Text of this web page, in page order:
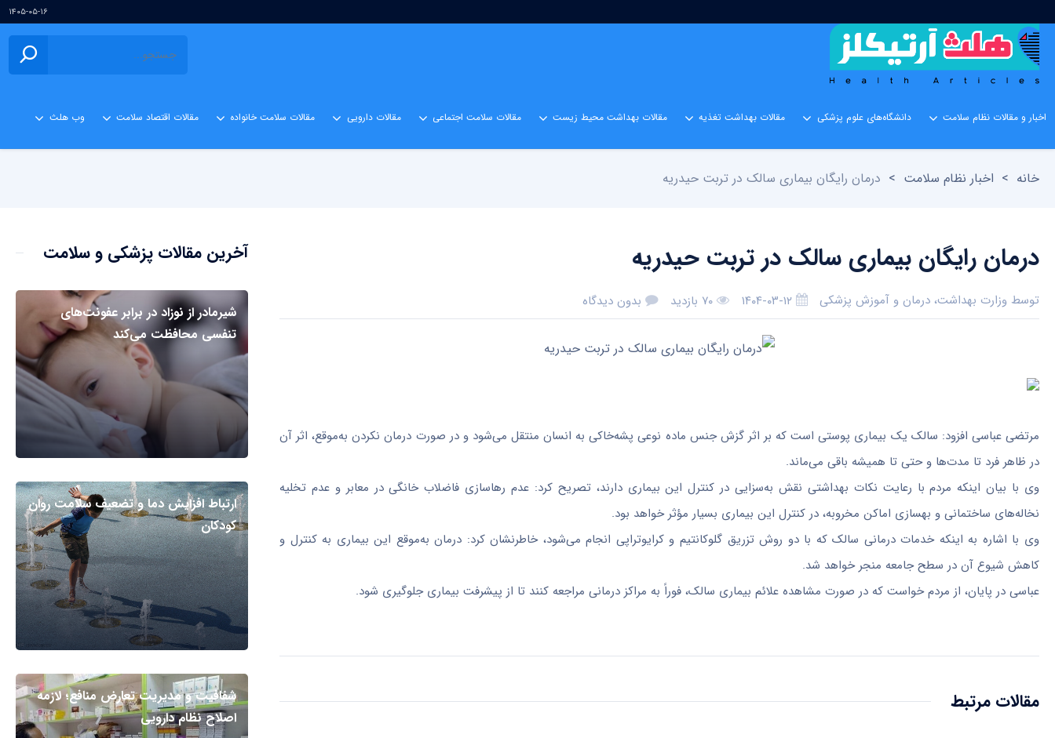
۱۴۰۵-۰۵-۱۶
اخبار و مقالات نظام سلامت دانشگاه‌های علوم پزشکی مقالات بهداشت تغذیه مقالات بهداشت محیط زیست مقالات سلامت اجتماعی مقالات دارویی مقالات سلامت خانواده مقالات اقتصاد سلامت وب هلث
خانه > اخبار نظام سلامت > درمان رایگان بیماری سالک در تربت حیدریه
درمان رایگان بیماری سالک در تربت حیدریه
توسط وزارت بهداشت، درمان و آموزش پزشکی ۱۴۰۴-۰۳-۱۲ ۷۰ بازدید بدون دیدگاه
مرتضی عباسی افزود: سالک یک بیماری پوستی است که بر اثر گزش جنس ماده نوعی پشه‌خاکی به انسان منتقل می‌شود و در صورت درمان نکردن به‌موقع، اثر آن
در ظاهر فرد تا مدت‌ها و حتی تا همیشه باقی می‌ماند.
وی با بیان اینکه مردم با رعایت نکات بهداشتی نقش به‌سزایی در کنترل این بیماری دارند، تصریح کرد: عدم رهاسازی فاضلاب خانگی در معابر و عدم تخلیه
نخاله‌های ساختمانی و بهسازی اماکن مخروبه، در کنترل این بیماری بسیار مؤثر خواهد بود.
وی با اشاره به اینکه خدمات درمانی سالک که با دو روش تزریق گلوکانتیم و کرایوتراپی انجام می‌شود، خاطرنشان کرد: درمان به‌موقع این بیماری به کنترل و
کاهش شیوع آن در سطح جامعه منجر خواهد شد.
عباسی در پایان، از مردم خواست که در صورت مشاهده علائم بیماری سالک، فوراً به مراکز درمانی مراجعه کنند تا از پیشرفت بیماری جلوگیری شود.
مقالات مرتبط
آخرین مقالات پزشکی و سلامت
شیرمادر از نوزاد در برابر عفونت‌های
تنفسی محافظت می‌کند
ارتباط افزایش دما و تضعیف سلامت روان
کودکان
شفافیت و مدیریت تعارض منافع؛ لازمه
اصلاح نظام دارویی